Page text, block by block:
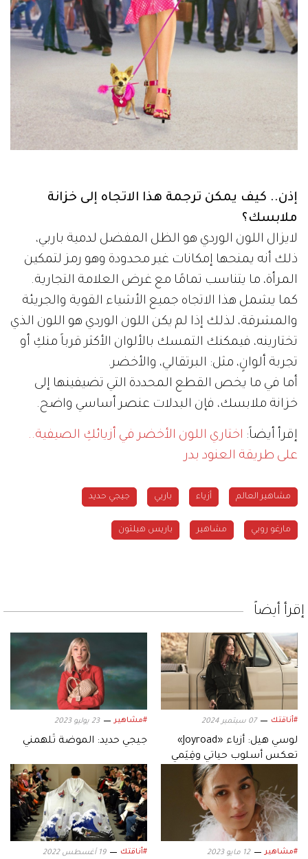
إذن.. كيف يمكن ترجمة هذا الاتجاه إلى خزانة
ملابسك؟
لايزال اللون الوردي هو الظل المفضل لدمية باربي،
ذلك أنه يمنحها إمكانات غير محدودة وهو رمز لتمكين
المرأة، ما يتناسب تمامًا مع غرض العلامة التجارية.
كما يشمل هذا الاتجاه جميع الأشياء القوية والجريئة
والمشرقة، لذلك إذا لم يكن اللون الوردي هو اللون الذي
تختارينه، فيمكنك التمسك بالألوان الأكثر قرباً منكِ أو
تجربة ألوانٍ، مثل: البرتقالي، والأخضر.
أما في ما يخص القطع المحددة التي تضيفينها إلى
خزانة ملابسك، فإن البدلات عنصر أساسي واضح.
إقرأ أيضاً: اختاري اللون الأخضر في أزيائكِ الصيفية..
على طريقة العنود بدر
مشاهير العالم أزياء باربي جيجي حديد
مارغو روبي مشاهير باريس هيلتون
إقرأ أيضاً
#أناقتك 07 سبتمبر 2024
لوسي هيل: أزياء «Joyroad»
تعكس أسلوب حياتي وقِيَمي
#مشاهير 23 يوليو 2023
جيجي حديد: الموضة تُلهمني
#مشاهير 12 مايو 2023 #أناقتك 19 أغسطس 2022